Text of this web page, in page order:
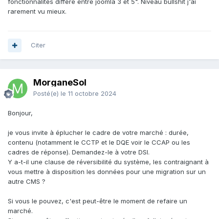
· Droppics : Gestion de visionneuses d’images,
· JComments : Gestion des commentaires sur les articles,
réseaux sociaux sur le portail.
Notre contrat de maintenance inclut la mise à jour du CMS et
en charge :
· Les adaptations d'architecture et graphiques nécessaires
en raison de l'évolution du CMS Joomla!,
· L’agencement des données articles et événements
· La récupération des données ne migrant pas
automatiquement,
· Les prestations liées à la mise en œuvre (installation,
conduite de projet, paramétrage, configuration),
· La formation nécessaires pour la prise en main des
nouveautés,
version antérieure,
· La récupération de composants non compatibles avec la
fonctionnalités diffère entre joomla 3 et 5". Niveau bullshit j'ai
rarement vu mieux.
Citer
MorganeSol
Posté(e) le 11 octobre 2024
Bonjour,
je vous invite à éplucher le cadre de votre marché : durée,
contenu (notamment le CCTP et le DQE voir le CCAP ou les
cadres de réponse). Demandez-le à votre DSI.
Y a-t-il une clause de réversibilité du système, les contraignant à
vous mettre à disposition les données pour une migration sur un
autre CMS ?
Si vous le pouvez, c'est peut-être le moment de refaire un
marché.